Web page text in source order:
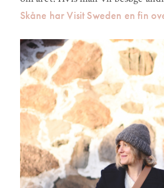
Skåne har Visit Sweden en fin